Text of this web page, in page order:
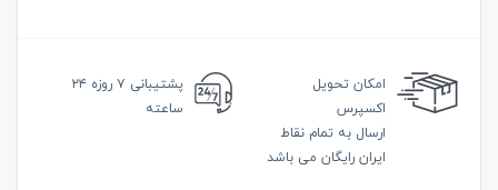
امکان تحویل
اکسپرس
ارسال به تمام نقاط
ایران رایگان می باشد
پشتیبانی
۷ روزه ۲۴
ساعته